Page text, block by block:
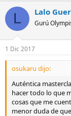
L Lalo
Gurú
1 Dic 2017
osukaru dijo:
Auténtica
hacer todo lo que
cosas que me
menor duda de